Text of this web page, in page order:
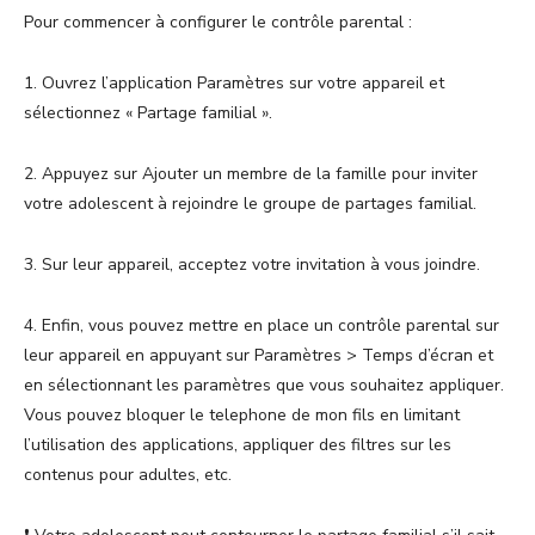
Pour commencer à configurer le contrôle parental :
1. Ouvrez l’application Paramètres sur votre appareil et
sélectionnez « Partage familial ».
2. Appuyez sur Ajouter un membre de la famille pour inviter
votre adolescent à rejoindre le groupe de partages familial.
3. Sur leur appareil, acceptez votre invitation à vous joindre.
4. Enfin, vous pouvez mettre en place un contrôle parental sur
leur appareil en appuyant sur Paramètres > Temps d’écran et
en sélectionnant les paramètres que vous souhaitez appliquer.
Vous pouvez bloquer le telephone de mon fils en limitant
l’utilisation des applications, appliquer des filtres sur les
contenus pour adultes, etc.